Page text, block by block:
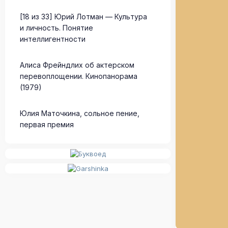
[18 из 33] Юрий Лотман — Культура
и личность. Понятие
интеллигентности
Алиса Фрейндлих об актерском
перевоплощении. Кинопанорама
(1979)
Юлия Маточкина, сольное пение,
первая премия